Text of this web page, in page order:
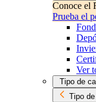
Conoce el
Prueba el
Ver
Tipo de
Tipo